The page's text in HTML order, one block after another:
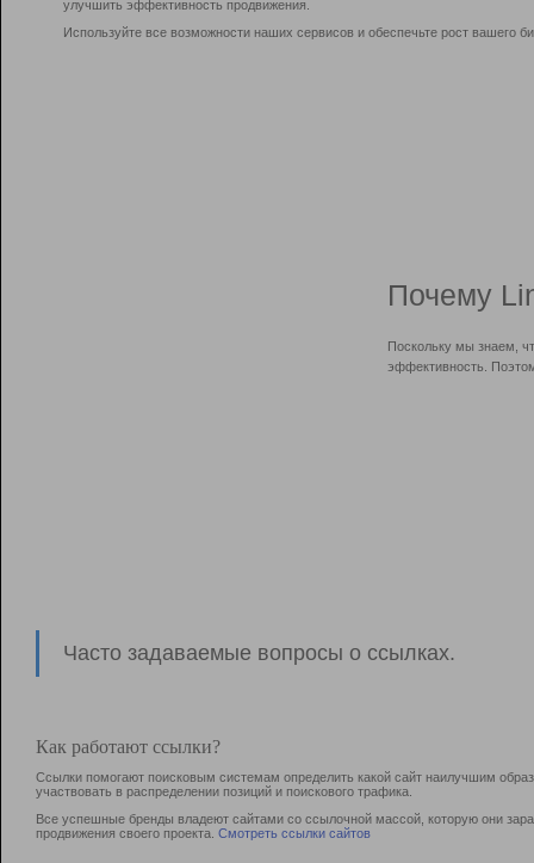
улучшить эффективность продвижения.
Используйте все возможности наших сервисов и обеспечьте рост вашего
Почему
Поскольку мы знаем,
эффективность.
Часто задаваемые вопросы о ссылках.
Как работают ссылки?
Ссылки помогают поисковым системам определить какой сайт наилучшим
участвовать в раcпределении позиций и поискового трафика.
Все успешные бренды владеют сайтами со ссылочной массой, которую они
продвижения своего проекта. Смотреть ссылки сайтов